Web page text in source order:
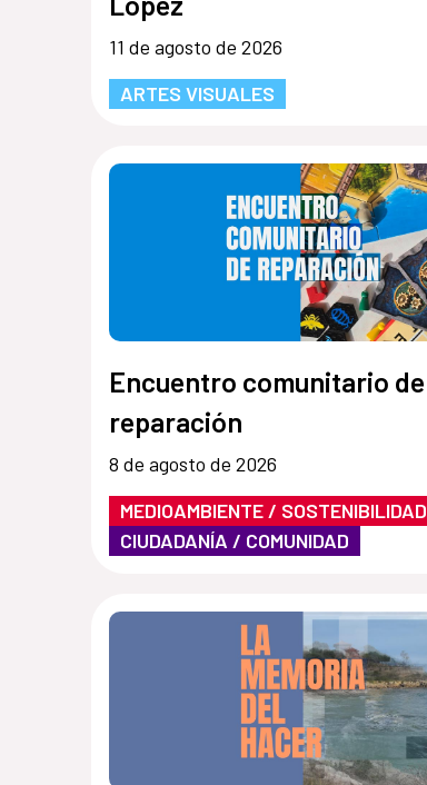
11 de agosto de 2026
ARTES VISUALES
Encuentro comunitario de
reparación
8 de agosto de 2026
MEDIOAMBIENTE / SOSTENIBILIDAD
CIUDADANÍA / COMUNIDAD